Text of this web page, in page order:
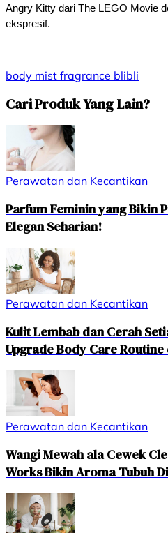
Angry Kitty dari The LEGO Movie
ekspresif.
body mist fragrance blibli
Cari Produk Yang Lain?
Perawatan dan Kecantikan
Parfum Feminin yang Bikin
Elegan Seharian!
Perawatan dan Kecantikan
Kulit Lembab dan Cerah
Upgrade Body Care Routine
Perawatan dan Kecantikan
Wangi Mewah ala Cewek
Works Bikin Aroma Tubuh